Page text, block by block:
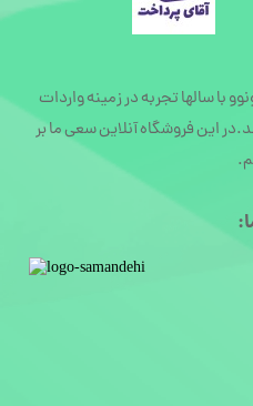
با سالها تجربه در زمینه واردات
این فروشگاه آنلاین سعی ما بر